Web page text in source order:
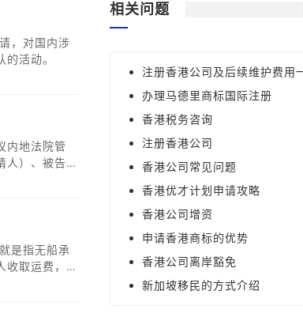
，对国内涉
活动。
内地法院管
人）、被告
是指无船承
收取运费，通
相关问题
注册香港公司及后续维护费用
办理马德里商标国际注册
香港税务咨询
注册香港公司
香港公司常见问题
香港优才计划申请攻略
香港公司增资
申请香港商标的优势
香港公司离岸豁免
新加坡移民的方式介绍